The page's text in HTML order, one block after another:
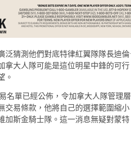
猜測他們對底特律紅翼隊隊長迪倫·
拿大人隊可能是這位明星中鋒的可行
。
名單已經公佈，令加拿大人隊管理層
交易條款，他將自己的選擇範圍縮小
加斯金騎士隊。這一消息無疑對蒙特